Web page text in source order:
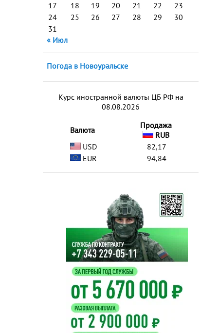
17
18 19 20 21 22
23
24
25 26 27 28 29
30
31
« Июл
Погода в Новоуральске
Курс иностранной валюты ЦБ РФ на
08.08.2026
Валюта
Продажа
RUB
USD
82,17
EUR
94,84